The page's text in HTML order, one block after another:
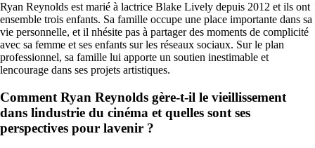
Ryan Reynolds est marié à lactrice Blake Lively depuis 2012 et ils ont
ensemble trois enfants. Sa famille occupe une place importante dans sa
vie personnelle, et il nhésite pas à partager des moments de complicité
avec sa femme et ses enfants sur les réseaux sociaux. Sur le plan
professionnel, sa famille lui apporte un soutien inestimable et
lencourage dans ses projets artistiques.
Comment Ryan Reynolds gère-t-il le vieillissement
dans lindustrie du cinéma et quelles sont ses
perspectives pour lavenir ?